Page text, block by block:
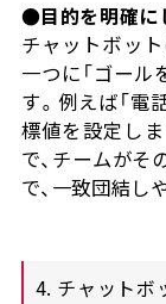
●目的を明確に
チャットボッ
一つに「ゴー
す。例えば「電
標値を設定し
で、チームが
で、一致団結し
4. チャットボ